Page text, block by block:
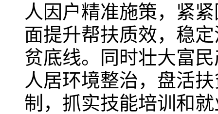
人因户精准施策，紧
面提升帮扶质效，稳
贫底线。同时壮大富
人居环境整治，盘活
制，抓实技能培训和